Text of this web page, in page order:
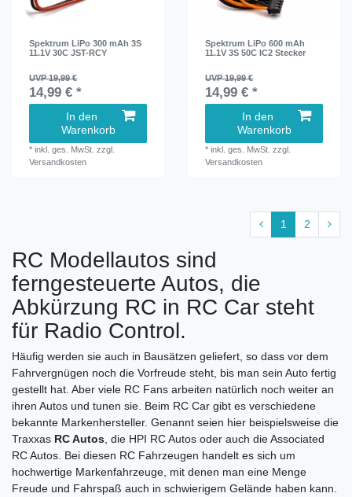
Spektrum LiPo 300 mAh 3S
11.1V 30C JST-RCY
UVP 19,99 €
14,99 € *
In den
Warenkorb
*inkl. ges. MwSt. zzgl.
Versandkosten
Spektrum LiPo 600 mAh
11.1V 3S 50C IC2 Stecker
UVP 19,99 €
14,99 € *
In den
Warenkorb
*inkl. ges. MwSt. zzgl.
Versandkosten
1 2
RC Modellautos sind
ferngesteuerte Autos, die
Abkürzung RC in RC Car steht
für Radio Control.
Häufig werden sie auch in Bausätzen geliefert, so dass vor dem
Fahrvergnügen noch die Vorfreude steht, bis man sein Auto fertig
gestellt hat. Aber viele RC Fans arbeiten natürlich noch weiter an
ihren Autos und tunen sie. Beim RC Car gibt es verschiedene
bekannte Markenhersteller. Genannt seien hier beispielsweise die
Traxxas RC Autos , die HPI RC Autos oder auch die Associated
RC Autos. Bei diesen RC Fahrzeugen handelt es sich um
hochwertige Markenfahrzeuge, mit denen man eine Menge
Freude und Fahrspaß auch in schwierigem Gelände haben kann.